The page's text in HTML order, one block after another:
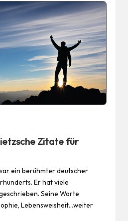
Zitate für
ein berühmter deutscher
Er hat viele
Seine Worte
Lebensweisheit…weiter